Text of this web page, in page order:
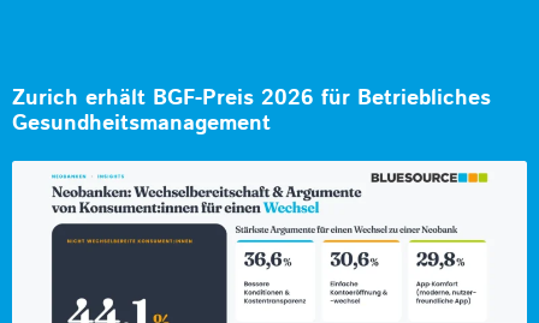
Zurich erhält BGF-Preis 2026 für Betriebliches
Gesundheitsmanagement